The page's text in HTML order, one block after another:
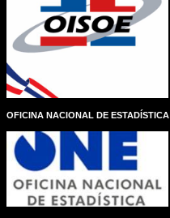
OFICINA NACIONAL DE ESTADÍSTICA